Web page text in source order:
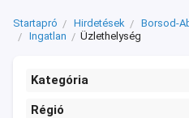
Startapró Hirdetések Borsod-
Ingatlan
Üzlethelység
Kategória
Régió